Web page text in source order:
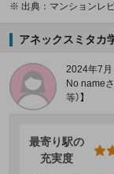
※ 出典：マンションレ
アネックスミタカ
2024年7月
No name
等）】
最寄り駅の
充実度